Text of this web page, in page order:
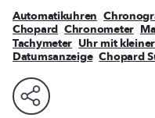
Automatikuhren
Chopard Chronometer
Tachymeter Uhr mit
Datumsanzeige Chopard